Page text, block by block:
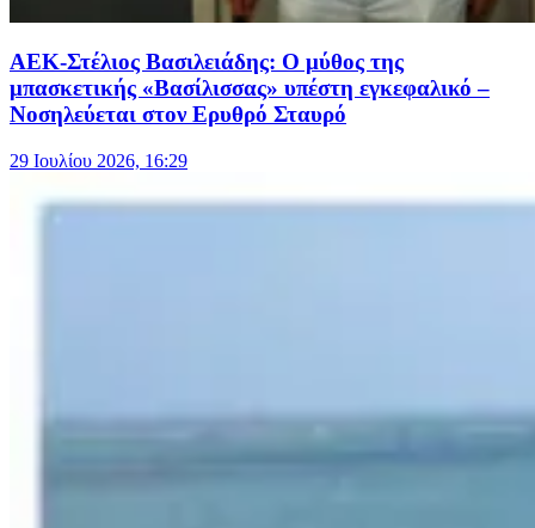
ΑΕΚ-Στέλιος Βασιλειάδης: Ο μύθος της
μπασκετικής «Βασίλισσας» υπέστη εγκεφαλικό –
Νοσηλεύεται στον Ερυθρό Σταυρό
29 Ιουλίου 2026, 16:29